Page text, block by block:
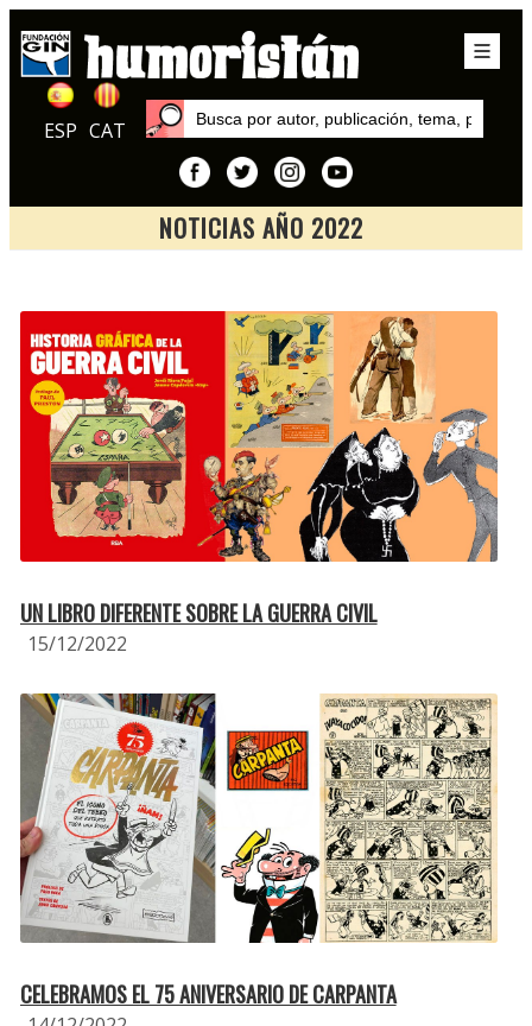
ESP CAT
NOTICIAS AÑO 2022
UN LIBRO DIFERENTE SOBRE LA GUERRA CIVIL
15/12/2022
CELEBRAMOS EL 75 ANIVERSARIO DE CARPANTA